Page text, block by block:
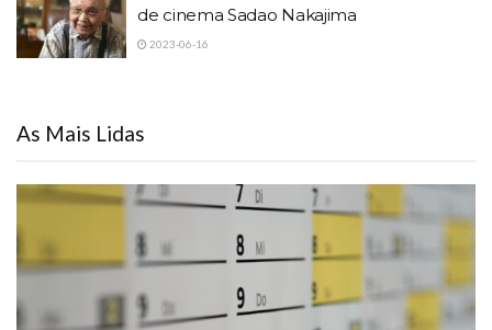
de cinema Sadao Nakajima
2023-06-16
As Mais Lidas